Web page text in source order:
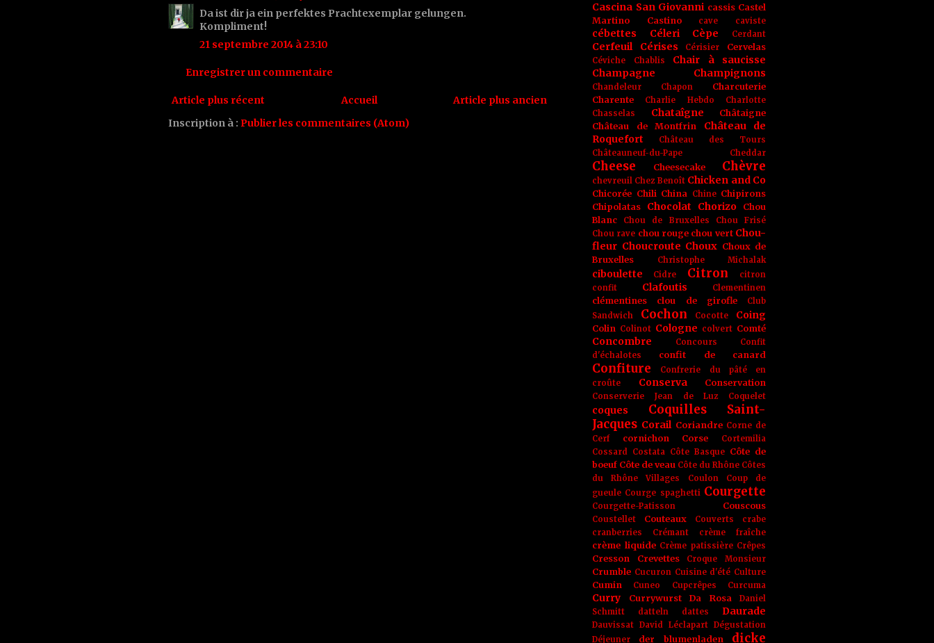
Da ist dir ja ein perfektes Prachtexemplar gelungen.
Kompliment!
21 septembre 2014 à 23:10
Enregistrer un commentaire
Article plus récent Article plus ancien
Accueil
Inscription à : Publier les commentaires (Atom)
Cascina San Giovanni cassis Castel
Martino
Castino cave caviste
cébettes Céleri Cèpe Cerdant
Cerfeuil Cérises Cérisier Cervelas
Céviche Chablis
Chair à saucisse
Champagne
Champignons
Chandeleur Chapon
Charcuterie
Charente
Charlie Hebdo
Charlotte
Chasselas
Chataîgne
Châtaigne
Château de Montfrin
Château de
Roquefort
Château des Tours
Châteauneuf-du-Pape
Cheddar
Cheese Cheesecake Chèvre
chevreuil Chez Benoît Chicken and Co
Chicorée Chili China Chine Chipirons
Chipolatas
Chocolat Chorizo
Chou
Blanc
Chou de Bruxelles
Chou Frisé
Chou rave chou rouge chou vert Chou-
fleur Choucroute Choux Choux de
Bruxelles
Christophe Michalak
ciboulette Cidre Citron
citron
confit
Clafoutis Clementinen
clémentines clou de girofle
Club
Sandwich
Cochon Cocotte Coing
Colin Colinot Cologne colvert Comté
Concombre Concours
Confit
d'échalotes
confit de canard
Confiture
Confrerie du pâté en
croûte
Conserva Conservation
Conserverie Jean de Luz Coquelet
coques
Coquilles Saint-
Jacques Corail Coriandre Corne de
Cerf
cornichon Corse
Cortemilia
Cossard Costata Côte Basque Côte de
boeuf Côte de veau Côte du Rhône Côtes
du Rhône Villages
Coulon
Coup de
gueule Courge spaghetti Courgette
Courgette-Patisson Couscous
Coustellet Couteaux Couverts
crabe
cranberries
Crémant crème fraîche
crème liquide Crème patissière Crêpes
Cresson Crevettes Croque Monsieur
Crumble Cucuron Cuisine d'été Culture
Cumin Cuneo Cupcrêpes Curcuma
Curry Currywurst Da Rosa
Daniel
Schmitt
datteln dattes Daurade
Dauvissat David Léclapart Dégustation
Déjeuner
der blumenladen dicke